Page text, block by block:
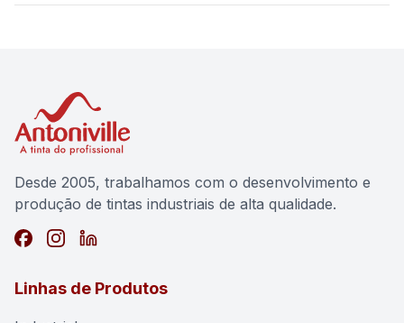
Desde 2005, trabalhamos com o desenvolvimento e
produção de tintas industriais de alta qualidade.
Linhas de Produtos